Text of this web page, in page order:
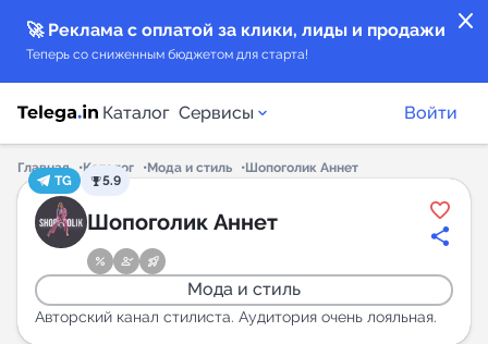
close
🚀 Реклама с оплатой за клики, лиды и продажи
Теперь со сниженным бюджетом для старта!
Каталог Сервисы
Каталог каналов
Каталог ботов
Горящие предложения
Войти
Главная Каталог Мода и стиль
Шопоголик Аннет
TG
5.9
Шопоголик Аннет
Мода и стиль
Авторский канал стилиста. Аудитория очень лояльная.